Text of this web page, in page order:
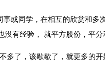
事或同学，在相互的欣赏和多
没有经验， 就平方股份，平
多了，该歇歇了，就更多的